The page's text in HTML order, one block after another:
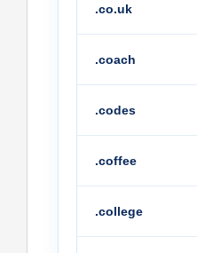
.co.uk
.coach
.codes
.coffee
.college